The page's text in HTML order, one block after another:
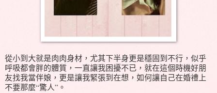
從小到大就是肉肉身材，尤其下半身更是穩固到不行，似乎
呼吸都會胖的體質，一直讓我困擾不已，就在這個時機好朋
友找我當伴娘，更是讓我緊張到在想，如何讓自己在婚禮上
不要那麼“驚人”。